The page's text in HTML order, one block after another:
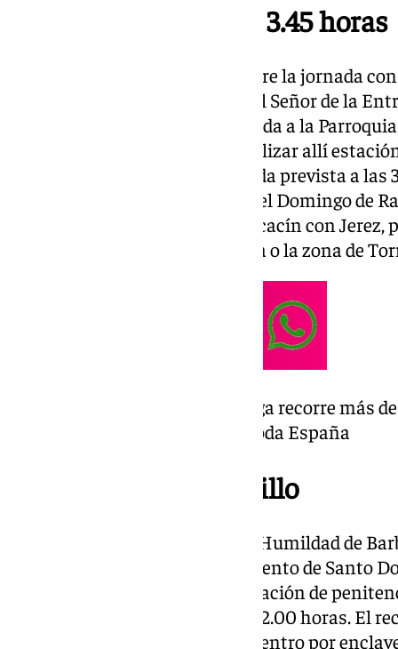
La Entrega, de 12.15 a 3.45 horas
La Hermandad de la Entrega abre la jornada
Guadalcacín a las 12.15 horas. El Señor de la
Ángeles tienen prevista su llegada a la
Jerez, a las 19.05 horas. Tras realizar allí
emprende el regreso con recogida prevista a las
verano tras el cambio de hora del Domingo de
zona de campo que une Guadalcacín con
Domingo, Bizcocheros, Tornería o la zona de
La Hermandad de la Entrega recorre más
procesional más largo de toda España
Humildad de Barbadillo
La Agrupación Parroquial de la Humildad de
16.30 horas con destino al Convento de Santo
21.30 horas para cumplir su estación de
del Rocío está prevista para las 2.00 horas. El
Barbadillo y continúa hacia el centro por